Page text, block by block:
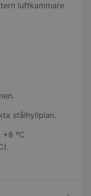
luftkammare
stålhyllplan.
+8 ºC